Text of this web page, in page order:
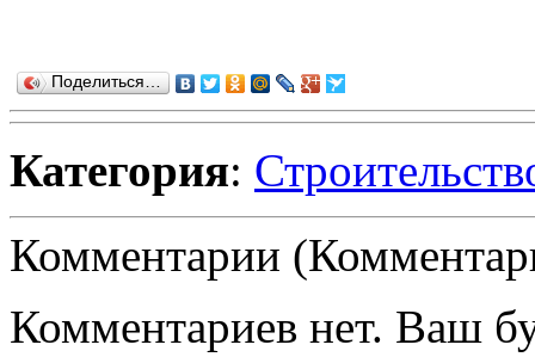
Поделиться…
Категория:
Комментарии
Комментариев нет. Ваш